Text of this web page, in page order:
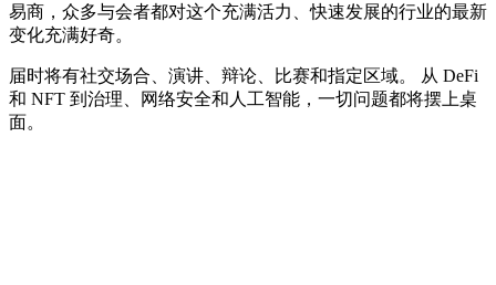
易商，众多与会者都对这个充满活力、快速发展的行业的最新
变化充满好奇。
届时将有社交场合、演讲、辩论、比赛和指定区域。 从 DeFi
和 NFT 到治理、网络安全和人工智能，一切问题都将摆上桌
面。